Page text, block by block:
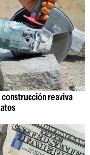
construcción reaviva